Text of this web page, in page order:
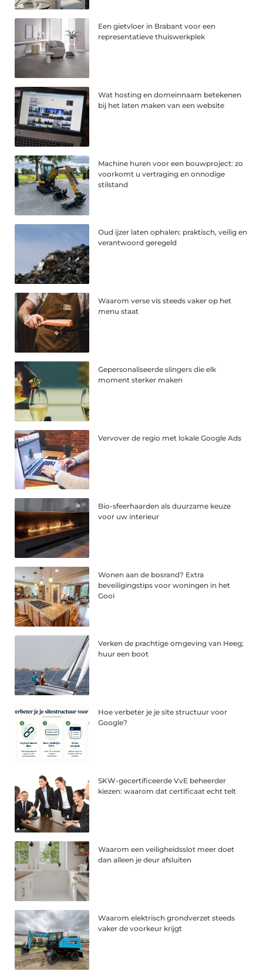
Een gietvloer in Brabant voor een
representatieve thuiswerkplek
Wat hosting en domeinnaam betekenen
bij het laten maken van een website
Machine huren voor een bouwproject: zo
voorkomt u vertraging en onnodige
stilstand
Oud ijzer laten ophalen: praktisch, veilig en
verantwoord geregeld
Waarom verse vis steeds vaker op het
menu staat
Gepersonaliseerde slingers die elk
moment sterker maken
Vervover de regio met lokale Google Ads
Bio-sfeerhaarden als duurzame keuze
voor uw interieur
Wonen aan de bosrand? Extra
beveiligingstips voor woningen in het
Gooi
Verken de prachtige omgeving van Heeg;
huur een boot
Hoe verbeter je je site structuur voor
Google?
SKW-gecertificeerde VvE beheerder
kiezen: waarom dat certificaat echt telt
Waarom een veiligheidsslot meer doet
dan alleen je deur afsluiten
Waarom elektrisch grondverzet steeds
vaker de voorkeur krijgt